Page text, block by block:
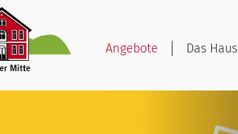
Angebote Das Haus